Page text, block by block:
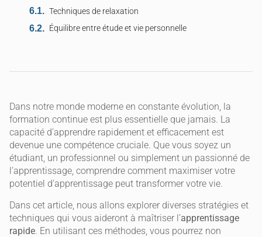
Techniques de relaxation
Équilibre entre étude et vie personnelle
Dans notre monde moderne en constante évolution, la
formation continue est plus essentielle que jamais. La
capacité d’apprendre rapidement et efficacement est
devenue une compétence cruciale. Que vous soyez un
étudiant, un professionnel ou simplement un passionné de
l’apprentissage, comprendre comment maximiser votre
potentiel d’apprentissage peut transformer votre vie.
Dans cet article, nous allons explorer diverses stratégies et
techniques qui vous aideront à maîtriser l’apprentissage
rapide. En utilisant ces méthodes, vous pourrez non